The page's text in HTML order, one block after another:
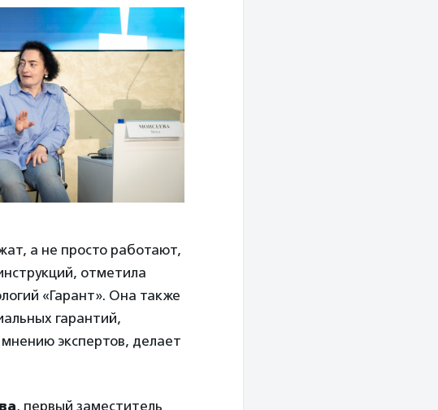
а не просто работают,
отметила
«Гарант». Она также
гарантий,
мнению экспертов, делает
, первый заместитель